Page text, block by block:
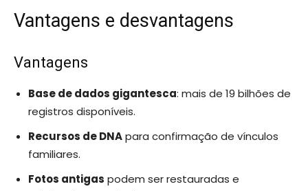
Vantagens e desvantagens
Vantagens
Base de dados gigantesca: mais de 19 bilhões de
registros disponíveis.
Recursos de DNApara confirmação de vínculos
familiares.
Fotos antigas podem ser restauradas e